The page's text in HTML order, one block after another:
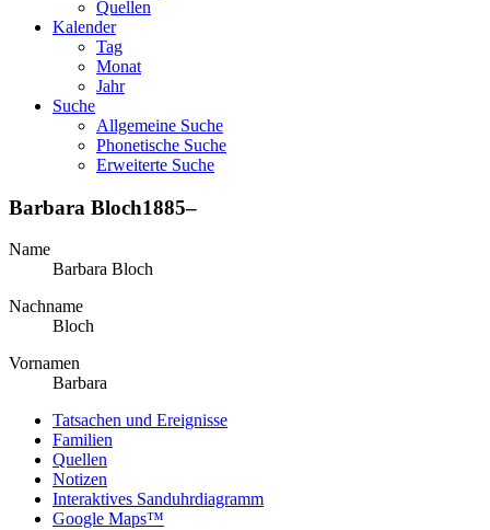
Quellen
Kalender
Tag
Monat
Jahr
Suche
Allgemeine Suche
Phonetische Suche
Erweiterte Suche
Barbara Bloch1885–
Name
Barbara Bloch
Nachname
Bloch
Vornamen
Barbara
Tatsachen und Ereignisse
Familien
Quellen
Notizen
Interaktives Sanduhrdiagramm
Google Maps™